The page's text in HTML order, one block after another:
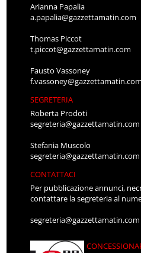
Arianna Papalia
a.papalia@gazzettamatin.com
Thomas Piccot
t.piccot@gazzettamatin.com
Fausto Vassoney
f.vassoney@gazzettamatin.com
SEGRETERIA
Roberta Prodoti
segreteria@gazzettamatin.com
Stefania Muscolo
segreteria@gazzettamatin.com
CONTATTACI
Per pubblicazione annunci,
contattare la segreteria al
segreteria@gazzettamatin.com